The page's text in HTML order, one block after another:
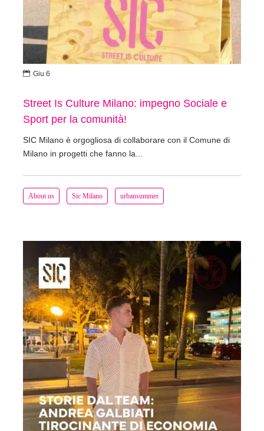
About us Sic Milano urbansummer
Street Is Culture Milano: impegno Sociale e
Sport per la comunità!
SIC Milano è orgogliosa di collaborare con il Comune di
Milano in progetti che fanno la...
 Giu 6